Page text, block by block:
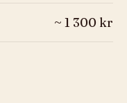
~ 1 300 kr